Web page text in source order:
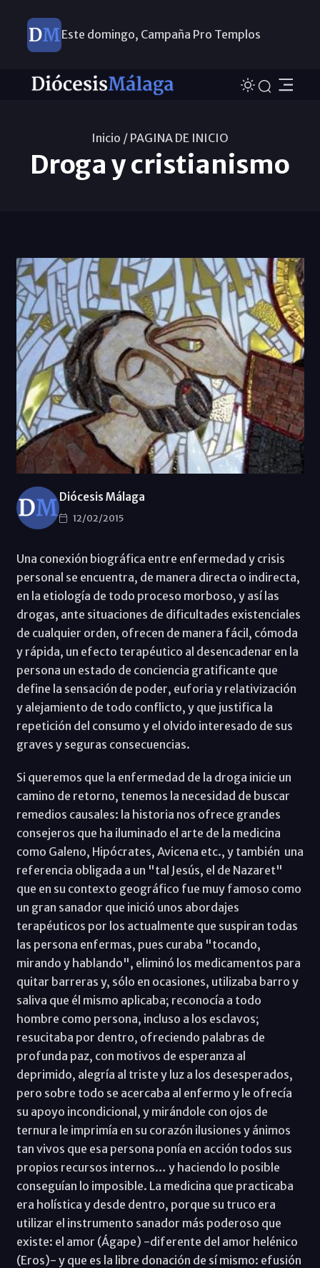
Este domingo, Campaña Pro Templos
Inicio / PAGINA DE INICIO
Droga y cristianismo
Diócesis Málaga
12/02/2015
Una conexión biográfica entre enfermedad y crisis
personal se encuentra, de manera directa o indirecta,
en la etiología de todo proceso morboso, y así las
drogas, ante situaciones de dificultades existenciales
de cualquier orden, ofrecen de manera fácil, cómoda
y rápida, un efecto terapéutico al desencadenar en la
persona un estado de conciencia gratificante que
define la sensación de poder, euforia y relativización
y alejamiento de todo conflicto, y que justifica la
repetición del consumo y el olvido interesado de sus
graves y seguras consecuencias.
Si queremos que la enfermedad de la droga inicie un
camino de retorno, tenemos la necesidad de buscar
remedios causales: la historia nos ofrece grandes
consejeros que ha iluminado el arte de la medicina
como Galeno, Hipócrates, Avicena etc., y también una
referencia obligada a un "tal Jesús, el de Nazaret"
que en su contexto geográfico fue muy famoso como
un gran sanador que inició unos abordajes
terapéuticos por los actualmente que suspiran todas
las persona enfermas, pues curaba "tocando,
mirando y hablando", eliminó los medicamentos para
quitar barreras y, sólo en ocasiones, utilizaba barro y
saliva que él mismo aplicaba; reconocía a todo
hombre como persona, incluso a los esclavos;
resucitaba por dentro, ofreciendo palabras de
profunda paz, con motivos de esperanza al
deprimido, alegría al triste y luz a los desesperados,
pero sobre todo se acercaba al enfermo y le ofrecía
su apoyo incondicional, y mirándole con ojos de
ternura le imprimía en su corazón ilusiones y ánimos
tan vivos que esa persona ponía en acción todos sus
propios recursos internos… y haciendo lo posible
conseguían lo imposible. La medicina que practicaba
era holística y desde dentro, porque su truco era
utilizar el instrumento sanador más poderoso que
existe: el amor (Ágape) -diferente del amor helénico
(Eros)- y que es la libre donación de sí mismo: efusión